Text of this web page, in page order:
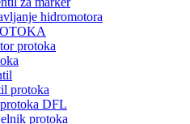
hidromotora
protoka
protoka
DFL
protoka